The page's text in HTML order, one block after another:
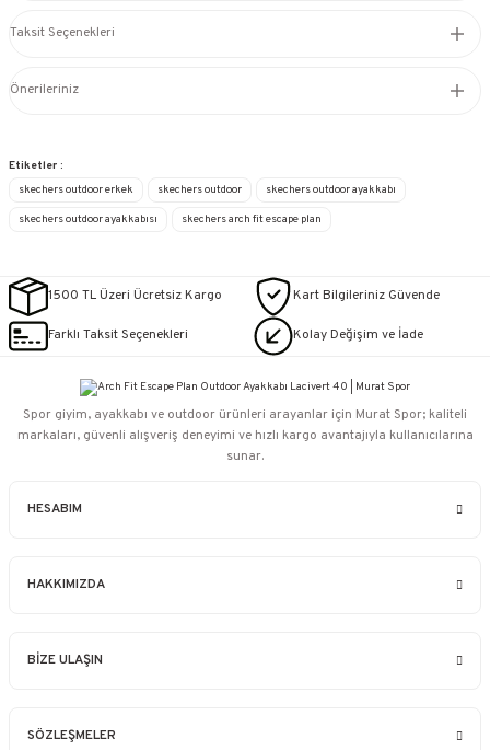
Taksit Seçenekleri
Önerileriniz
Etiketler :
skechers outdoor erkek
skechers outdoor skechers outdoor ayakkabı
skechers outdoor ayakkabısı skechers arch fit escape plan
1500 TL Üzeri Ücretsiz Kargo Kart Bilgileriniz Güvende
Farklı Taksit Seçenekleri Kolay Değişim ve İade
HESABIM
HAKKIMIZDA
BİZE ULAŞIN
SÖZLEŞMELER
Spor giyim, ayakkabı ve outdoor ürünleri arayanlar için Murat Spor; kaliteli
markaları, güvenli alışveriş deneyimi ve hızlı kargo avantajıyla kullanıcılarına
sunar.